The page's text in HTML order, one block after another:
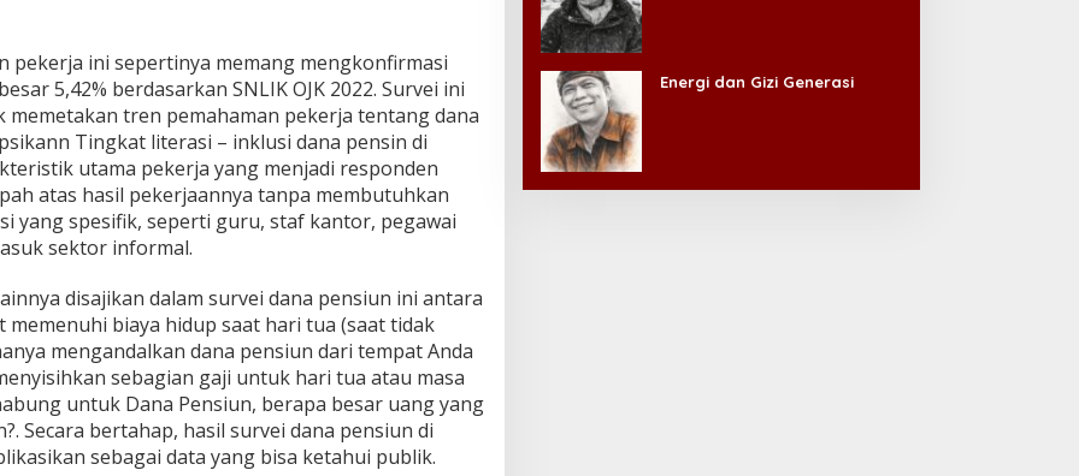
pekerja ini sepertinya memang mengkonfirmasi
5,42% berdasarkan SNLIK OJK 2022. Survei ini
tren pemahaman pekerja tentang dana
Tingkat literasi – inklusi dana pensin di
utama pekerja yang menjadi responden
atas hasil pekerjaannya tanpa membutuhkan
yang spesifik, seperti guru, staf kantor, pegawai
sektor informal.
disajikan dalam survei dana pensiun ini antara
memenuhi biaya hidup saat hari tua (saat tidak
mengandalkan dana pensiun dari tempat Anda
sebagian gaji untuk hari tua atau masa
untuk Dana Pensiun, berapa besar uang yang
Secara bertahap, hasil survei dana pensiun di
sebagai data yang bisa ketahui publik.
Energi dan Gizi Generasi